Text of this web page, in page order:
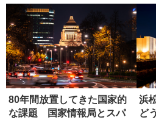
80年間放置してきた国家的
な課題 国家情報局とスパ
浜
ど